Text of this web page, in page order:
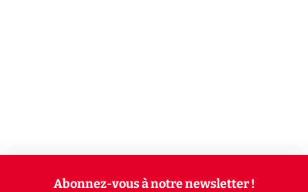
Abonnez-vous à notre newsletter !